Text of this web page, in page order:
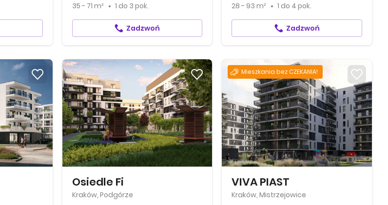
35 - 71 m² 1 do 3 pok.
Zadzwoń
28 - 93 m² 1 do 4 pok.
Zadzwoń
Osiedle Fi
Kraków, Podgórze
Mieszkania bez CZEKANIA!
VIVA PIAST
Kraków, Mistrzejowice